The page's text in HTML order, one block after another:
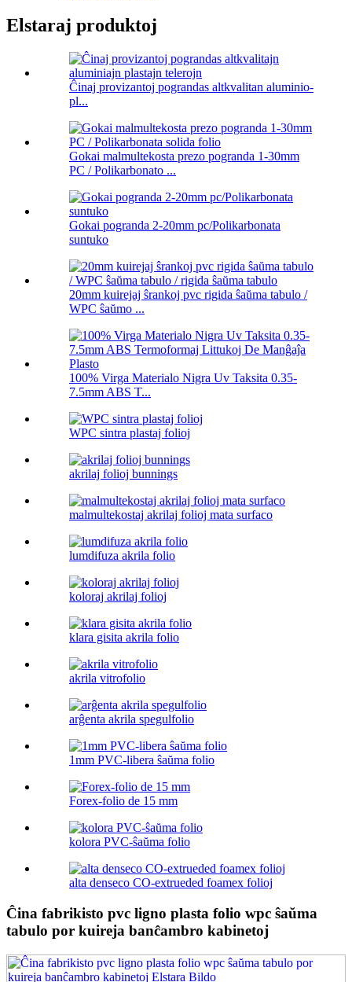
Elstaraj produktoj
Ĉinaj provizantoj pograndas altkvalitan aluminio-
pl...
Gokai malmultekosta prezo pogranda 1-30mm
PC / Polikarbonato ...
Gokai pogranda 2-20mm pc/Polikarbonata
suntuko
20mm kuirejaj ŝrankoj pvc rigida ŝaŭma tabulo /
WPC ŝaŭmo ...
100% Virga Materialo Nigra Uv Taksita 0.35-
7.5mm ABS T...
WPC sintra plastaj folioj
akrilaj folioj bunnings
malmultekostaj akrilaj folioj mata surfaco
lumdifuza akrila folio
koloraj akrilaj folioj
klara gisita akrila folio
akrila vitrofolio
arĝenta akrila spegulfolio
1mm PVC-libera ŝaŭma folio
Forex-folio de 15 mm
kolora PVC-ŝaŭma folio
alta denseco CO-extrueded foamex folioj
Ĉina fabrikisto pvc ligno plasta folio wpc ŝaŭma
tabulo por kuireja banĉambro kabinetoj